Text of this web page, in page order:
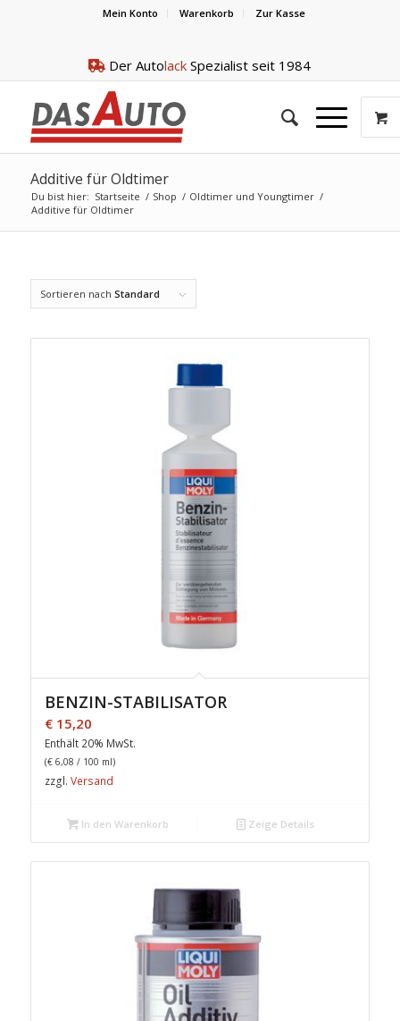
Mein Konto Warenkorb Zur Kasse
Der Autolack Spezialist seit 1984
Additive für Oldtimer
Du bist hier: Startseite / Shop / Oldtimer und Youngtimer /
Additive für Oldtimer
Sortieren nach Standard
BENZIN-STABILISATOR
€15,20
Enthält 20% MwSt.
(€6,08 / 100 ml)
zzgl. Versand
In den Warenkorb Zeige Details